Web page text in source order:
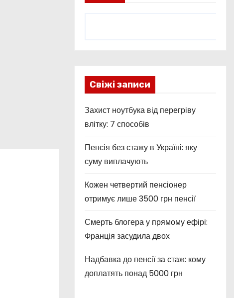
Свіжі записи
Захист ноутбука від перегріву
влітку: 7 способів
Пенсія без стажу в Україні: яку
суму виплачують
Кожен четвертий пенсіонер
отримує лише 3500 грн пенсії
Смерть блогера у прямому ефірі:
Франція засудила двох
Надбавка до пенсії за стаж: кому
доплатять понад 5000 грн